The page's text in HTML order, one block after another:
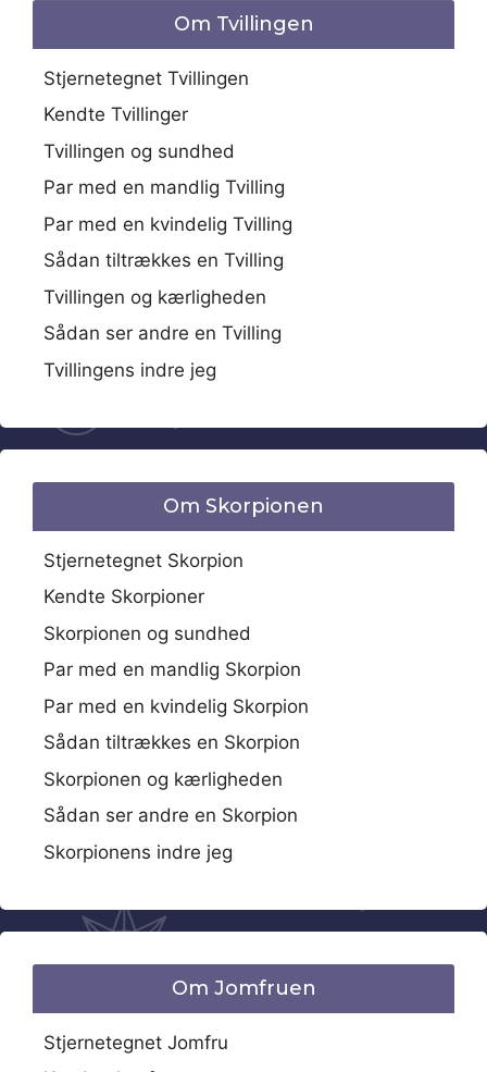
Om Tvillingen
Stjernetegnet Tvillingen
Kendte Tvillinger
Tvillingen og sundhed
Par med en mandlig Tvilling
Par med en kvindelig Tvilling
Sådan tiltrækkes en Tvilling
Tvillingen og kærligheden
Sådan ser andre en Tvilling
Tvillingens indre jeg
Om Skorpionen
Stjernetegnet Skorpion
Kendte Skorpioner
Skorpionen og sundhed
Par med en mandlig Skorpion
Par med en kvindelig Skorpion
Sådan tiltrækkes en Skorpion
Skorpionen og kærligheden
Sådan ser andre en Skorpion
Skorpionens indre jeg
Om Jomfruen
Stjernetegnet Jomfru